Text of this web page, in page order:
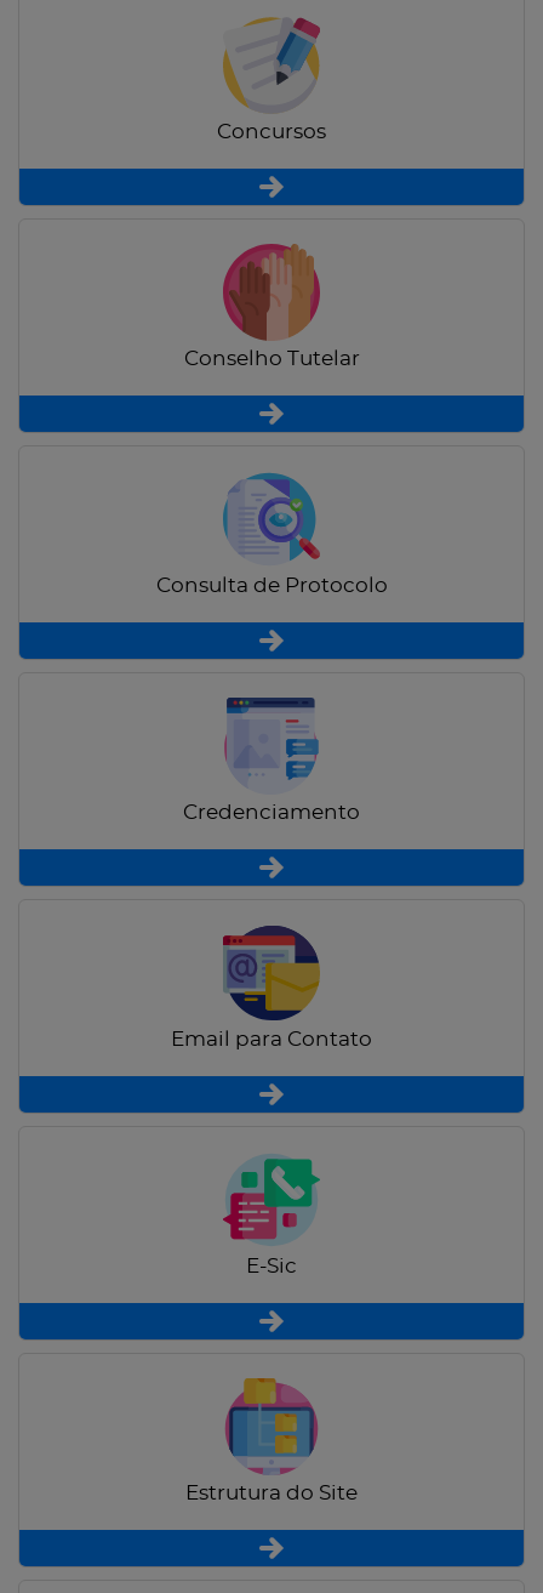
Concursos
Conselho Tutelar
Consulta de Protocolo
Credenciamento
Email para Contato
E-Sic
Estrutura do Site